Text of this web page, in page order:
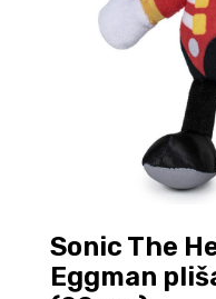
Sonic The
Eggman